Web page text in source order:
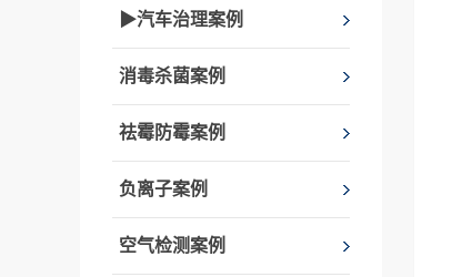
▶汽车治理案例
消毒杀菌案例
祛霉防霉案例
负离子案例
空气检测案例